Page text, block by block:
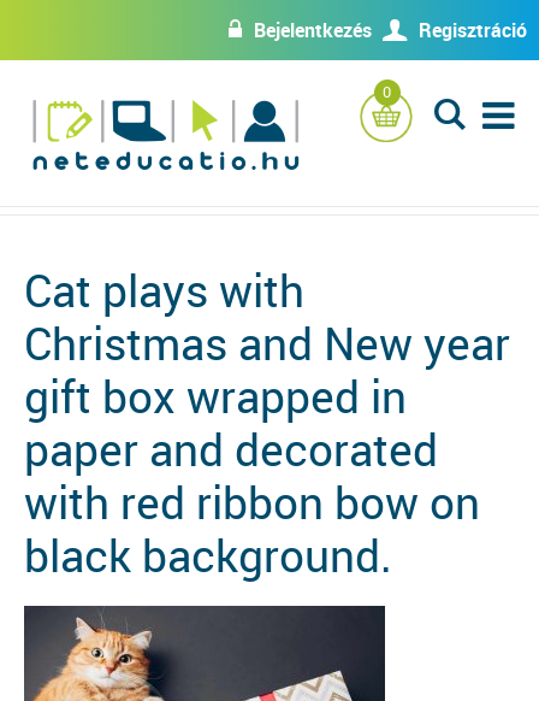
w Bejelentkezés U Regisztráció
0
L
Cat plays with
Christmas and New year
gift box wrapped in
paper and decorated
with red ribbon bow on
black background.